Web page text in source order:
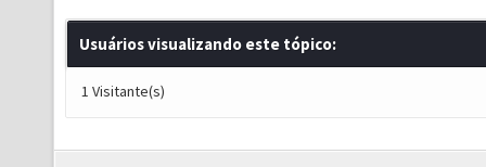
Usuários visualizando este tópico:
1 Visitante(s)